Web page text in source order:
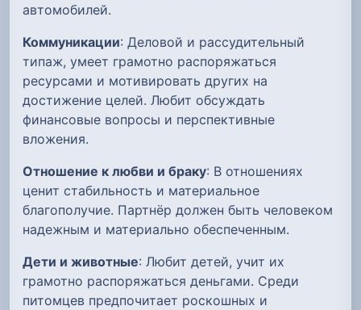
автомобилей.
Коммуникации: Деловой и рассудительный
типаж, умеет грамотно распоряжаться
ресурсами и мотивировать других на
достижение целей. Любит обсуждать
финансовые вопросы и перспективные
вложения.
Отношение к любви и браку: В отношениях
ценит стабильность и материальное
благополучие. Партнёр должен быть человеком
надежным и материально обеспеченным.
Дети и животные: Любит детей, учит их
грамотно распоряжаться деньгами. Среди
питомцев предпочитает роскошных и